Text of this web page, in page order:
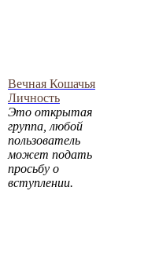
Вечная Кошачья
Личность
Это открытая
группа, любой
пользователь
может подать
просьбу о
вступлении.